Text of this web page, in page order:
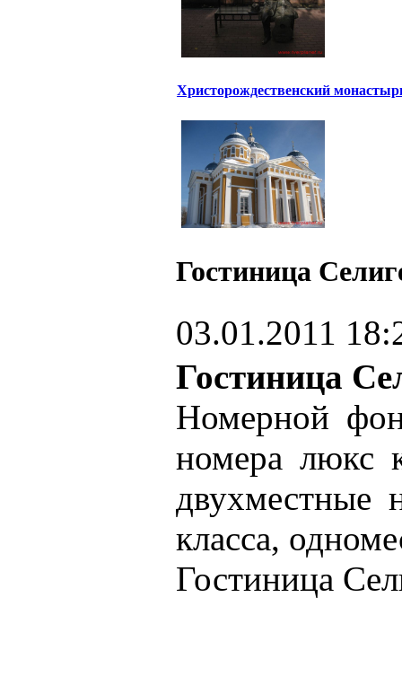
Христорождественский
Гостиница
03.01.2011
Гостиница
Номерной
номера люкс
двухместные
класса,
Гостиница